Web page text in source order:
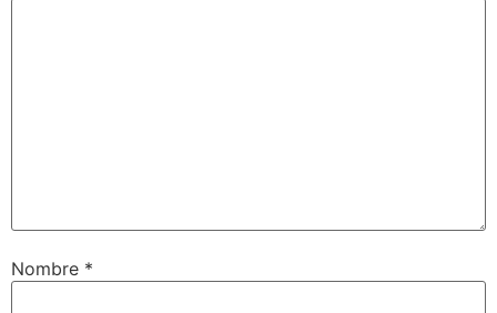
Nombre *